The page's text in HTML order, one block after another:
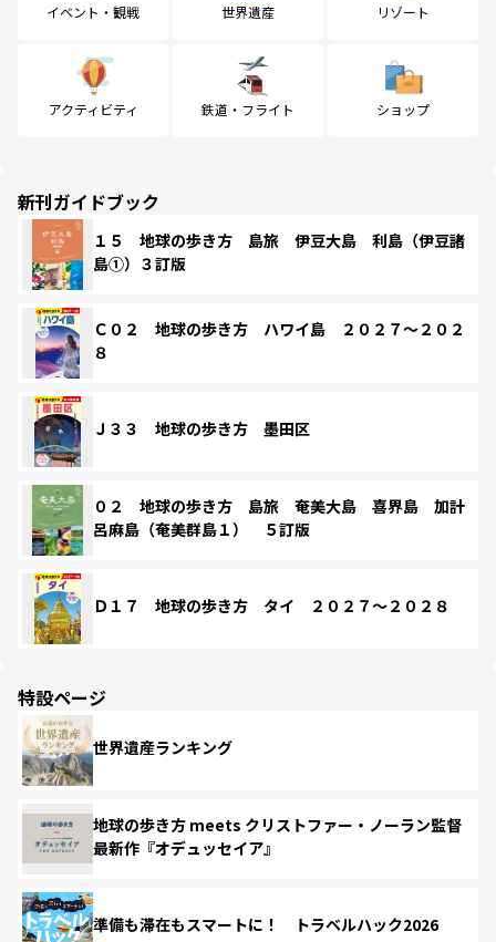
イベント・観戦 世界遺産 リゾート
アクティビティ 鉄道・フライト ショップ
新刊ガイドブック
１５ 地球の歩き方 島旅 伊豆大島 利島（伊豆諸
島①）３訂版
Ｃ０２ 地球の歩き方 ハワイ島 ２０２７～２０２
８
Ｊ３３ 地球の歩き方 墨田区
０２ 地球の歩き方 島旅 奄美大島 喜界島 加計
呂麻島（奄美群島１） ５訂版
Ｄ１７ 地球の歩き方 タイ ２０２７～２０２８
特設ページ
世界遺産ランキング
地球の歩き方 meets クリストファー・ノーラン監督
最新作『オデュッセイア』
準備も滞在もスマートに！ トラベルハック2026